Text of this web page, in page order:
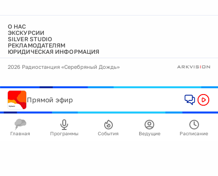
О НАС
ЭКСКУРСИИ
SILVER STUDIO
РЕКЛАМОДАТЕЛЯМ
ЮРИДИЧЕСКАЯ ИНФОРМАЦИЯ
2026 Радиостанция «Серебряный Дождь»
Прямой эфир
Главная Программы События Ведущие Расписание